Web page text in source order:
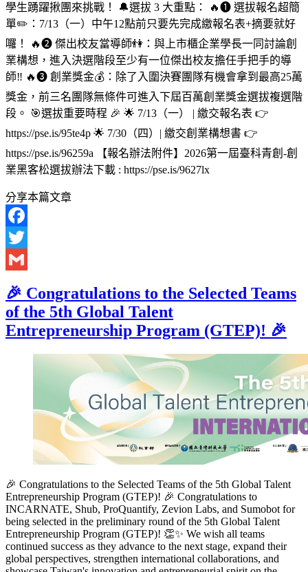
學生踴躍揪團來挑戰！ 🔔選拔 3 大重點： 🔥❶ 選拔報名超簡
單✏️：7/13（一）中午12點前只要先完成繳報名表+摘要就好
囉！ 🔥❷ 傑出校友當導師👫：與上市櫃企業學長一同討論創
業構想，進入決選階段至少有一位傑出校友擔任手把手的導
師‼️ 🔥❸ 創業獎金💰：除了入圍決賽團隊有機會拿到最高25萬
獎金，前三名團隊無條件可進入下屆百萬創業獎金選拔複選階
段。 🎯選拔重要時程 🎉 🌟 7/13（一） | 繳交報名表 👉
https://pse.is/95te4p 🌟 7/30（四）| 繳交創業構想書 👉
https://pse.is/96259a 【報名辦法附件】2026第一屆臺科青創-創
業黑客松選拔辦法下載 : https://pse.is/9627lx
分享本篇文章
Facebook
Twitter
🎉 Congratulations to the Selected Teams
of the 5th Global Talent
Entrepreneurship Program (GTEP)! 🎉
🎉 Congratulations to the Selected Teams of the 5th Global Talent
Entrepreneurship Program (GTEP)! 🎉 Congratulations to
INCARNATE, Shub, ProQuantify, Zevion Labs, and Sumobot for
being selected in the preliminary round of the 5th Global Talent
Entrepreneurship Program (GTEP)! 👏✨ We wish all teams
continued success as they advance to the next stage, expand their
global perspectives, strengthen international collaborations, and